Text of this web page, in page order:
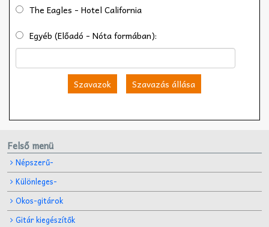
The Eagles - Hotel California
Egyéb (Előadó - Nóta formában):
Szavazok Szavazás állása
Felső menü
Népszerű-
Különleges-
Okos-gitárok
Gitár kiegészítők